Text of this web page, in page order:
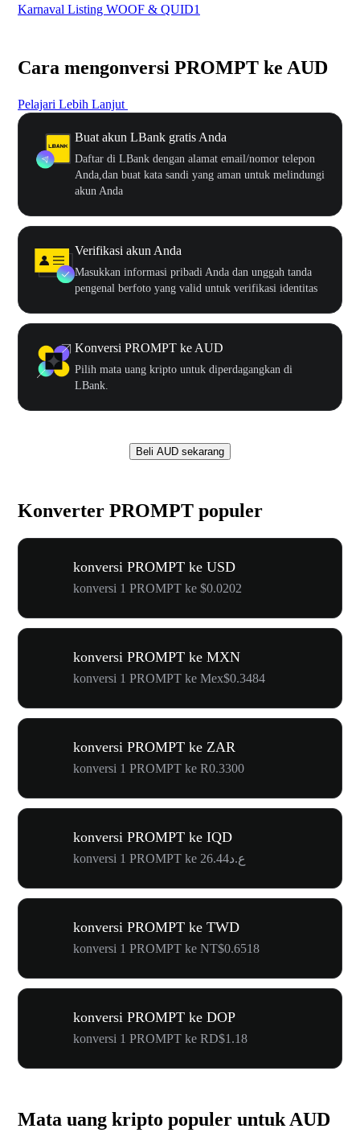
Karnaval Listing WOOF & QUID1
Cara mengonversi PROMPT ke AUD
Pelajari Lebih Lanjut
Buat akun LBank gratis Anda
Daftar di LBank dengan alamat email/nomor telepon
Anda,dan buat kata sandi yang aman untuk melindungi
akun Anda
Verifikasi akun Anda
Masukkan informasi pribadi Anda dan unggah tanda
pengenal berfoto yang valid untuk verifikasi identitas
Konversi PROMPT ke AUD
Pilih mata uang kripto untuk diperdagangkan di
LBank.
Beli AUD sekarang
Konverter PROMPT populer
konversi PROMPT ke USD
konversi 1 PROMPT ke $0.0202
konversi PROMPT ke MXN
konversi 1 PROMPT ke Mex$0.3484
konversi PROMPT ke ZAR
konversi 1 PROMPT ke R0.3300
konversi PROMPT ke IQD
konversi 1 PROMPT ke ع.د26.44
konversi PROMPT ke TWD
konversi 1 PROMPT ke NT$0.6518
konversi PROMPT ke DOP
konversi 1 PROMPT ke RD$1.18
Mata uang kripto populer untuk AUD